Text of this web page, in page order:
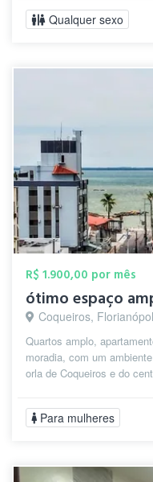
Qualquer sexo
R$ 1.900,00 por mês
ótimo espaço
Coqueiros,
Quartos amplo,
moradia, com um
orla de Coqueiros e do
Para mulheres